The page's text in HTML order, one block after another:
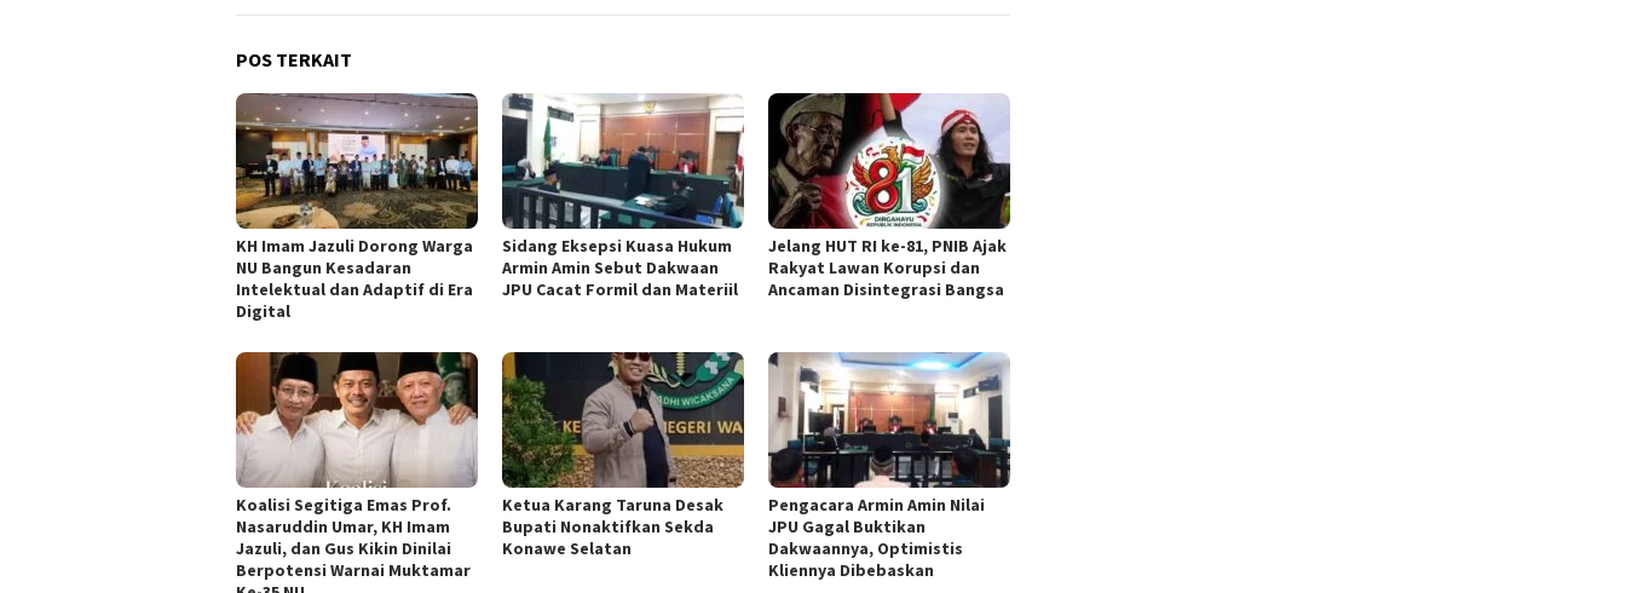
POS TERKAIT
KH Imam Jazuli Dorong Warga
NU Bangun Kesadaran
Intelektual dan Adaptif di Era
Digital
‎Sidang Eksepsi Kuasa Hukum
Armin Amin Sebut Dakwaan
JPU Cacat Formil dan Materiil
Jelang HUT RI ke-81, PNIB Ajak
Rakyat Lawan Korupsi dan
Ancaman Disintegrasi Bangsa
Koalisi Segitiga Emas Prof.
Nasaruddin Umar, KH Imam
Jazuli, dan Gus Kikin Dinilai
Berpotensi Warnai Muktamar
Ketua ‎Karang Taruna Desak
Bupati Nonaktifkan Sekda
Konawe Selatan
‎Pengacara Armin Amin Nilai
JPU Gagal Buktikan
Dakwaannya, Optimistis
Kliennya Dibebaskan